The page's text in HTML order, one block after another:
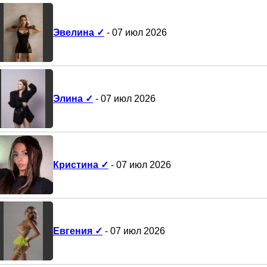
Эвелина ✓ - 07 июл 2026
Элина ✓ - 07 июл 2026
Кристина ✓ - 07 июл 2026
Евгения ✓ - 07 июл 2026